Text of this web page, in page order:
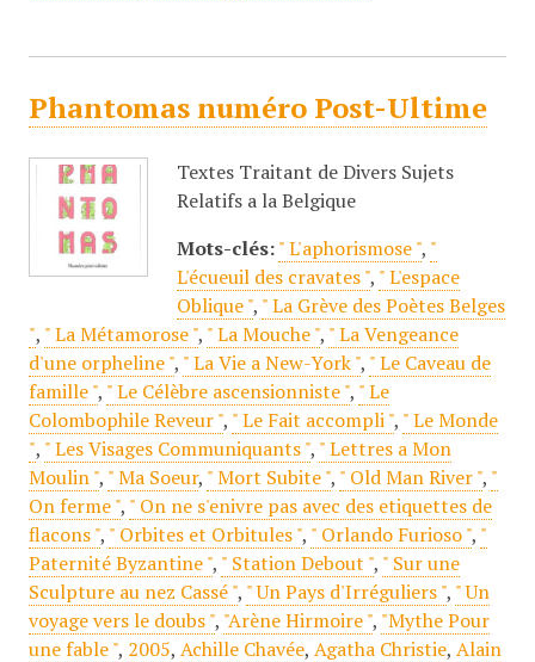
Phantomas numéro Post-Ultime
Textes Traitant de Divers Sujets
Relatifs a la Belgique
Mots-clés: " L'aphorismose ", "
L'écueuil des cravates ", " L'espace
Oblique ", " La Grève des Poètes Belges
", " La Métamorose ", " La Mouche ", " La Vengeance
d'une orpheline ", " La Vie a New-York ", " Le Caveau de
famille ", " Le Célèbre ascensionniste ", " Le
Colombophile Reveur ", " Le Fait accompli ", " Le Monde
", " Les Visages Communiquants ", " Lettres a Mon
Moulin ", " Ma Soeur, " Mort Subite ", " Old Man River ", "
On ferme ", " On ne s'enivre pas avec des etiquettes de
flacons ", " Orbites et Orbitules ", " Orlando Furioso ", "
Paternité Byzantine ", " Station Debout ", " Sur une
Sculpture au nez Cassé ", " Un Pays d'Irréguliers ", " Un
voyage vers le doubs ", "Arène Hirmoire ", "Mythe Pour
une fable ", 2005, Achille Chavée, Agatha Christie, Alain